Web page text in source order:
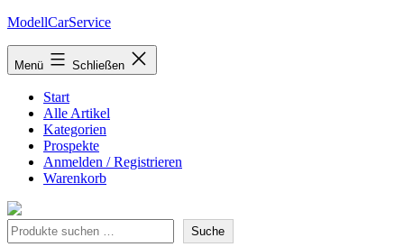
Zum
springen
ModellCarService
Menü Schließen
Start
Alle Artikel
Kategorien
Prospekte
Anmelden / Registrieren
Warenkorb
Suche Suche